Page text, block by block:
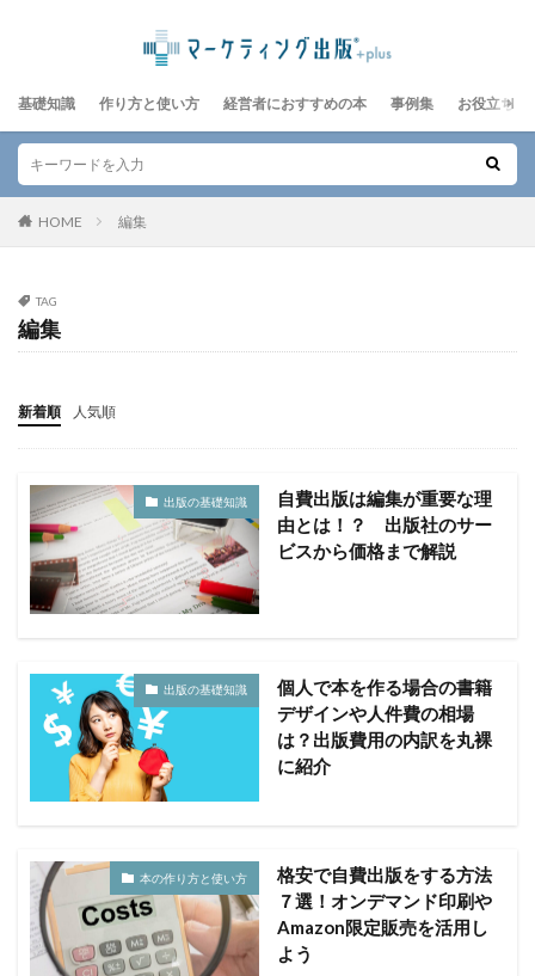
基礎知識 作り方と使い方 経営者におすすめの本 事例集 お役立ちレ
HOME 編集
TAG
編集
新着順 人気順
出版の基礎知識
自費出版は編集が重要な理
由とは！？ 出版社のサー
ビスから価格まで解説
出版の基礎知識
個人で本を作る場合の書籍
デザインや人件費の相場
は？出版費用の内訳を丸裸
に紹介
本の作り方と使い方
格安で自費出版をする方法
７選！オンデマンド印刷や
Amazon限定販売を活用し
よう